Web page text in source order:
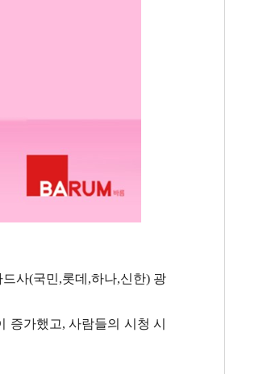
사(국민,롯데,하나,신한) 광
증가했고, 사람들의 시청 시